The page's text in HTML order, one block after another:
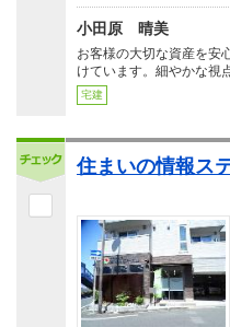
小田原 晴美
お客様の大切な資産を安
けています。細やかな視
宅建
住まいの情報ス